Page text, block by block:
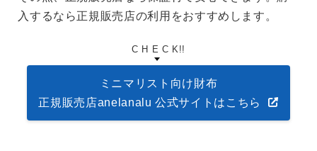
C H E C K!!
ミニマリスト向け財布
正規販売店anelanalu 公式サイトはこちら